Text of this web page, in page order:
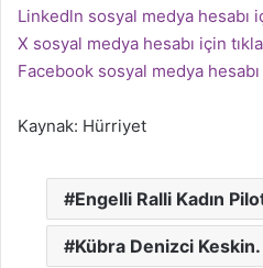
Linkedln sosyal medya hesabı
X sosyal medya hesabı için
Facebook sosyal medya hesabı
Kaynak: Hürriyet
Engelli Ralli Kadın
Kübra Denizci Keskin.